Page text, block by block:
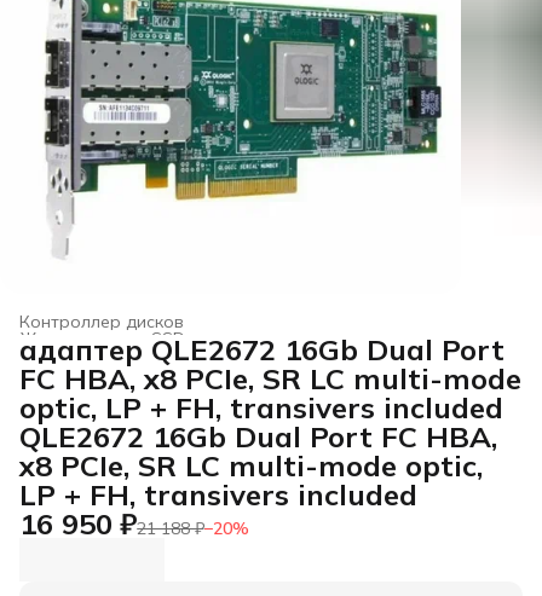
Контроллер дисков
Жесткие диски, SSD и сетевые накопители ›
Электроника ›
Главная ›
адаптер QLE2672 16Gb Dual Port
FC HBA, x8 PCIe, SR LC multi-mode
optic, LP + FH, transivers included
QLE2672 16Gb Dual Port FC HBA,
x8 PCIe, SR LC multi-mode optic,
LP + FH, transivers included
16 950 ₽21 188 ₽−20%